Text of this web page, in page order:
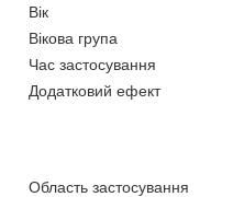
Вік
Вікова група
Час застосування
Додатковий ефект
Область застосування